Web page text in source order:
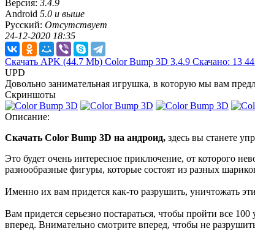
Версия: 3.4.9
Android 5.0 и выше
Русский: Отсутствует
24-12-2020 18:35
Скачать APK (44.7 Mb) Color Bump 3D 3.4.9 Скачано: 13
UPD
Довольно занимательная игрушка, в которую мы вам
Скриншоты
Описание:
Скачать Color Bump 3D на андроид, здесь вы станете
Это будет очень интересное приключение, от которого
разнообразные фигуры, которые состоят из разных
Именно их вам придется как-то разрушить, уничтожать
Вам придется серьезно постараться, чтобы пройти все
вперед. Внимательно смотрите вперед, чтобы не